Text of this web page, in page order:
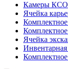
Камеры КСО
Ячейка
Ячейка